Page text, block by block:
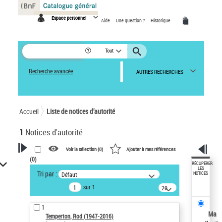
Espace personnel Aide Une question ? Historique
Tout
Recherche avancée AUTRES RECHERCHES
Accueil Liste de notices d’autorité
1 Notices d'autorité
VOTRE RECHERCHE
Recherche avancée dans les
notices d’autorité
Œuvres liées à l'auteur :
Temperton, Rod (1947-2016)
Voir la sélection (0) Ajouter à mes références
(0)
Tri par : Défaut
sur 1
20
résultats/page
1
Temperton, Rod (1947-2016)
RÉCUPÉRER
LES
NOTICES
Ma
Panneau de gestion des cookies